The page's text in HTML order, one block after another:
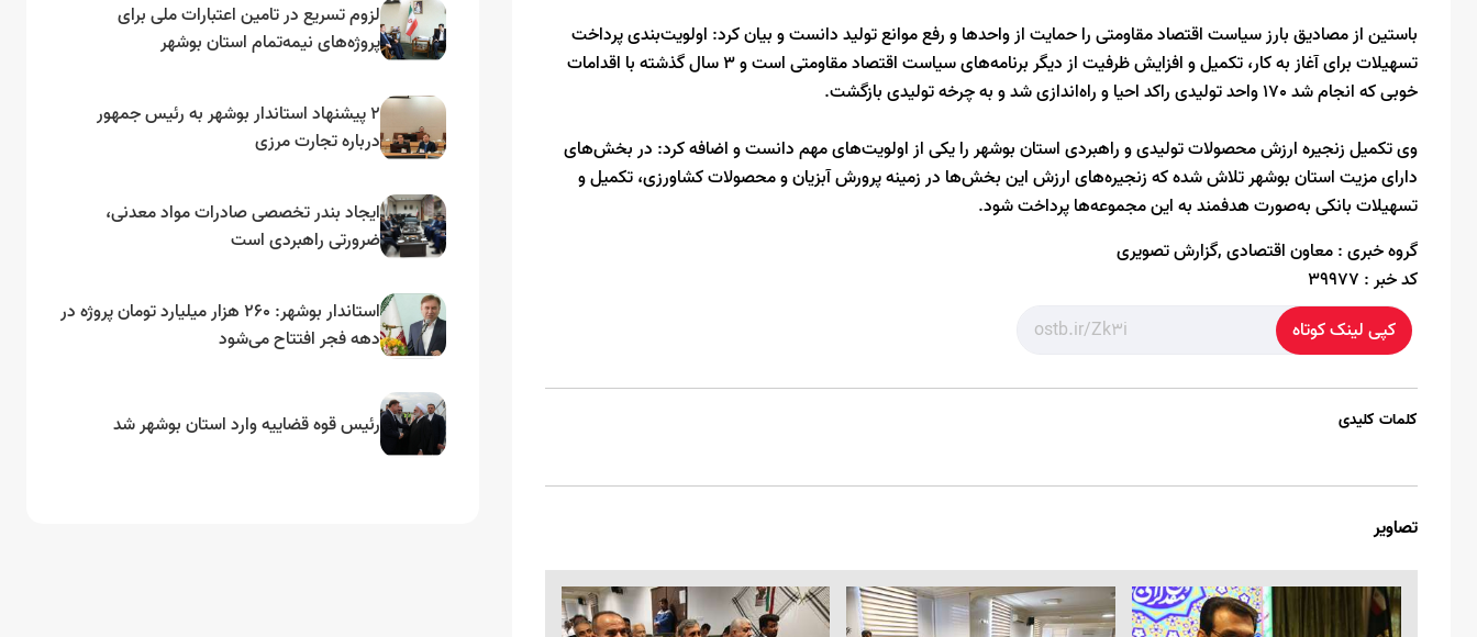
باستین از مصادیق بارز سیاست اقتصاد مقاومتی را حمایت از واحدها و رفع موانع تولید دانست و بیان کرد: اولویت‌بندی پرداخت
تسهیلات برای آغاز به کار، تکمیل و افزایش ظرفیت از دیگر برنامه‌های سیاست اقتصاد مقاومتی است و 3 سال گذشته با اقدامات
خوبی که انجام شد 170 واحد تولیدی راکد احیا و راه‌اندازی شد و به چرخه تولیدی بازگشت.
وی تکمیل زنجیره ارزش محصولات تولیدی و راهبردی استان بوشهر را یکی از اولویت‌های مهم دانست و اضافه کرد: در بخش‌های
دارای مزیت استان بوشهر تلاش شده که زنجیره‌های ارزش این بخش‌ها در زمینه پرورش آبزیان و محصولات کشاورزی، تکمیل و
تسهیلات بانکی به‌صورت هدفمند به این مجموعه‌ها پرداخت شود.
گروه خبری :معاون اقتصادی ,گزارش تصویری
کد خبر : 39977
کپی لینک کوتاه
کلمات کلیدی
تصاویر
لزوم تسریع در تامین اعتبارات ملی برای
پروژه‌های نیمه‌تمام استان بوشهر
۲ پیشنهاد استاندار بوشهر به رئیس جمهور
درباره تجارت مرزی
ایجاد بندر تخصصی صادرات مواد معدنی،
ضرورتی راهبردی است
استاندار بوشهر: ۲۶۰ هزار میلیارد تومان پروژه در
دهه فجر افتتاح می‌شود
رئیس قوه قضاییه وارد استان بوشهر شد